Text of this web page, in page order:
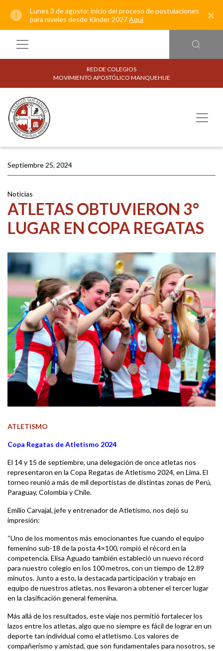
Lunes 3 de agosto: inicio del proceso de postulaciones
para niveles desde Kínder 2027Aquí ×
RED DE COLEGIOS
MOVIMIENTO APOSTÓLICO MANQUEHUE
Septiembre 25, 2024
Noticias
ATLETAS OBTUVIERON 3°
LUGAR EN COPA REGATAS
ATLETISMO
Copa Regatas de Atletismo 2024
El 14 y 15 de septiembre, una delegación de once atletas nos
representaron en la Copa Regatas de Atletismo 2024, en Lima. El
torneo reunió a más de mil deportistas de distintas zonas de Perú,
Paraguay, Colombia y Chile.
Emilio Carvajal, jefe y entrenador de Atletismo, nos dejó su
impresión:
“Uno de los momentos más emocionantes fue cuando el equipo
femenino sub-18 de la posta 4×100, rompió el récord en la
competencia. Elisa Aguado también estableció un nuevo récord
para nuestro colegio en los 100 metros, con un tiempo de 12.89
minutos. Junto a esto, la destacada participación y trabajo en
equipo de nuestros atletas, nos llevaron a obtener el tercer lugar
en la clasificación general femenina.
Más allá de los resultados, este viaje nos permitió fortalecer los
lazos entre los atletas, algo que no siempre es fácil de lograr en un
deporte tan individual como el atletismo. Los valores de
compañerismo y amistad, que son fundamentales para nosotros, se